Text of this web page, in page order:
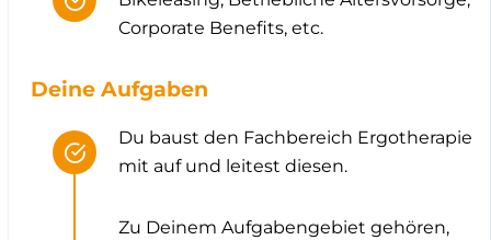
Corporate Benefits, etc.
Deine Aufgaben
Du baust den Fachbereich Ergotherapie
mit auf und leitest diesen.
Zu Deinem Aufgabengebiet gehören,